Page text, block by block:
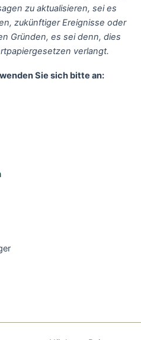
zu aktualisieren, sei es
zukünftiger Ereignisse oder
Gründen, es sei denn, dies
verlangt.
Sie sich bitte an:
Relations
0649